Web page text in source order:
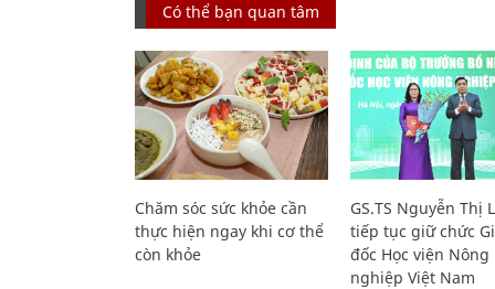
Có thể bạn quan tâm
Chăm sóc sức khỏe cần
thực hiện ngay khi cơ thể
còn khỏe
GS.TS Nguyễn Thị
tiếp tục giữ chức
đốc Học viện Nông
nghiệp Việt Nam